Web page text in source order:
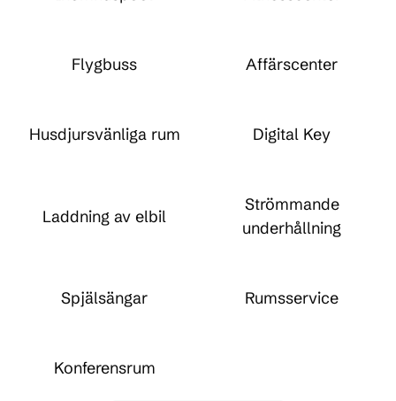
Flygbuss Affärscenter
Husdjursvänliga rum Digital Key
Laddning av elbil
Strömmande
underhållning
Spjälsängar Rumsservice
Konferensrum